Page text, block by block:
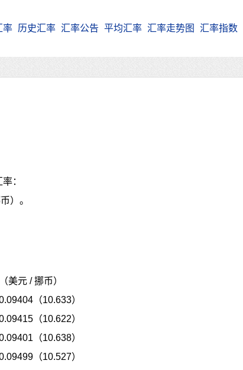
率 历史汇率 汇率公告 平均汇率 汇率走势图 汇率指数
：
）。
美元 / 挪币）
（10.633）
（10.622）
（10.638）
（10.527）